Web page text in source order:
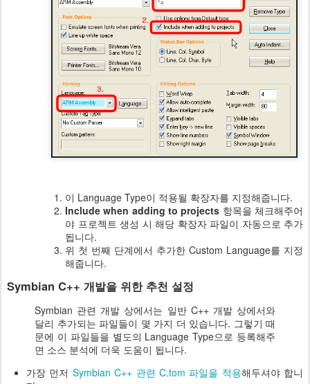
이 Language Type이 적용될 확장자를 지정해줍니다.
Include when adding to projects 항목을 체크해주어
야 프로젝트 생성 시 해당 확장자 파일이 자동으로 추가
됩니다.
위 첫 번째 단계에서 추가한 Custom Language를 지정
해줍니다.
Symbian C++ 개발을 위한 추천 설정
Symbian 관련 개발 상에서는 일반 C++ 개발 상에서와
달리 추가되는 파일들이 몇 가지 더 있습니다. 그렇기 때
문에 이 파일들을 별도의 Language Type으로 등록해주
면 소스 분석에 더욱 도움이 됩니다.
가장 먼저 Symbian C++ 관련 C.tom 파일을 적용해두셔야 합니